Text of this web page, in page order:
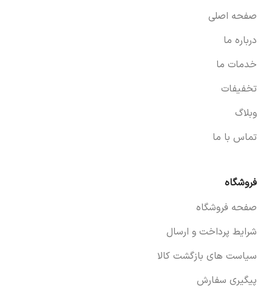
صفحه اصلی
درباره ما
خدمات ما
تخفیفات
وبلاگ
تماس با ما
فروشگاه
صفحه فروشگاه
شرایط پرداخت و ارسال
سیاست های بازگشت کالا
پیگیری سفارش